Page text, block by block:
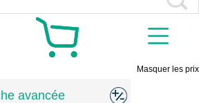
Masquer les prix
avancée